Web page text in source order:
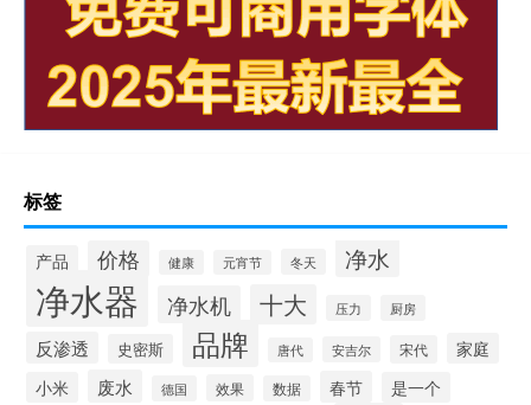
标签
产品 价格 健康 元宵节 冬天 净水
净水器 净水机 十大 压力 厨房
反渗透 史密斯 品牌 唐代 安吉尔 宋代
家庭
小米
废水 德国 效果 数据 春节 是一个